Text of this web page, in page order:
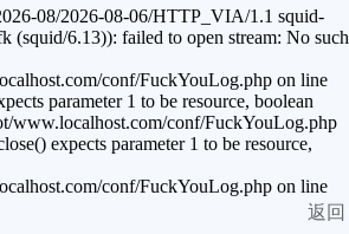
08/2026-08-06/HTTP_VIA/1.1 squid-
(squid/6.13)): failed to open stream: No such
conf/FuckYouLog.php on line
parameter 1 to be resource, boolean
www.localhost.com/conf/FuckYouLog.php
expects parameter 1 to be resource,
conf/FuckYouLog.php on line
返回